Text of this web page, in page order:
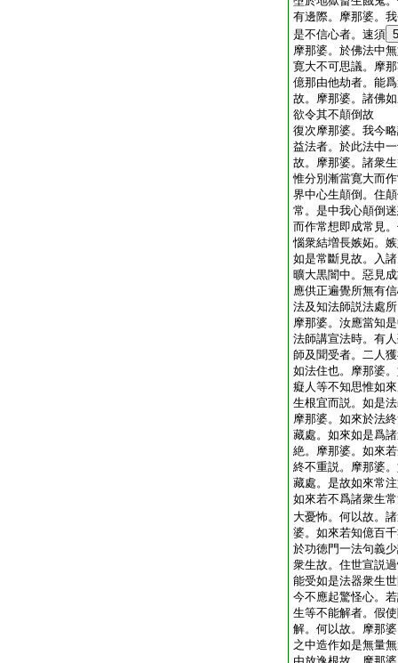
有邊際。摩那婆。
是不信心者。速須 5
摩那婆。於佛法中
寛大不可思議。摩
億那由他劫者。能
故。摩那婆。諸佛
欲令其不顛倒故
復次摩那婆。我今
益法者。於此法中
故。摩那婆。諸衆
惟分別漸當寛大而
界中心生顛倒。住
常。是中我心顛倒
而作常想即成常見
惱衆結増長嫉妬。
如是常斷見故。入
曠大黒闇中。惡見
應供正遍覺所無有
法及知法師説法處
摩那婆。汝應當知
法師講宣法時。有
師及聞受者。二人
如法住也。摩那婆
癡人等不知思惟如
生根宜而説。如是
摩那婆。如來於法
藏處。如來如是爲
絶。摩那婆。如來
終不重説。摩那婆
藏處。是故如來常
如來若不爲諸衆生
大憂怖。何以故。
婆。如來若知億百
於功徳門一法句義
衆生故。住世宣説
能受如是法器衆生
今不應起驚怪心。
生等不能解者。假
解。何以故。摩那
之中造作如是無量